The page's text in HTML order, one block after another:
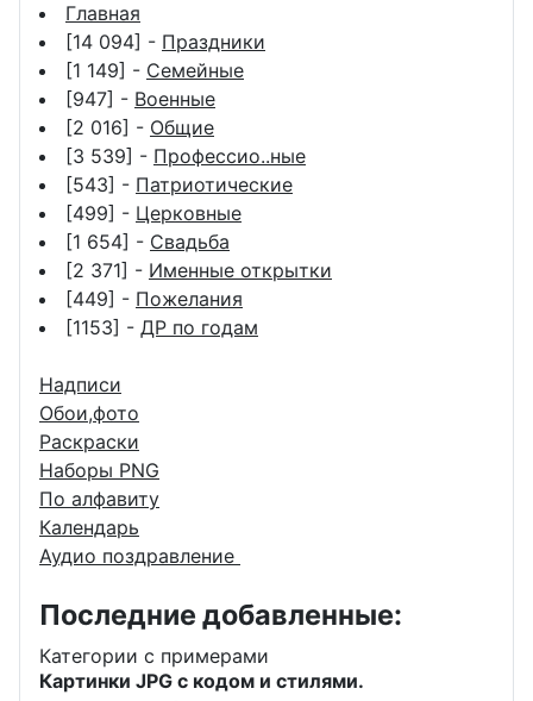
Главная
[14 094] - Праздники
[1 149] - Семейные
[947] - Военные
[2 016] - Общие
[3 539] - Профессио..ные
[543] - Патриотические
[499] - Церковные
[1 654] - Свадьба
[2 371] - Именные открытки
[449] - Пожелания
[1153] - ДР по годам
Надписи
Обои,фото
Раскраски
Наборы PNG
По алфавиту
Календарь
Аудио поздравление
Последние добавленные:
Категории с примерами
Картинки JPG с кодом и стилями.